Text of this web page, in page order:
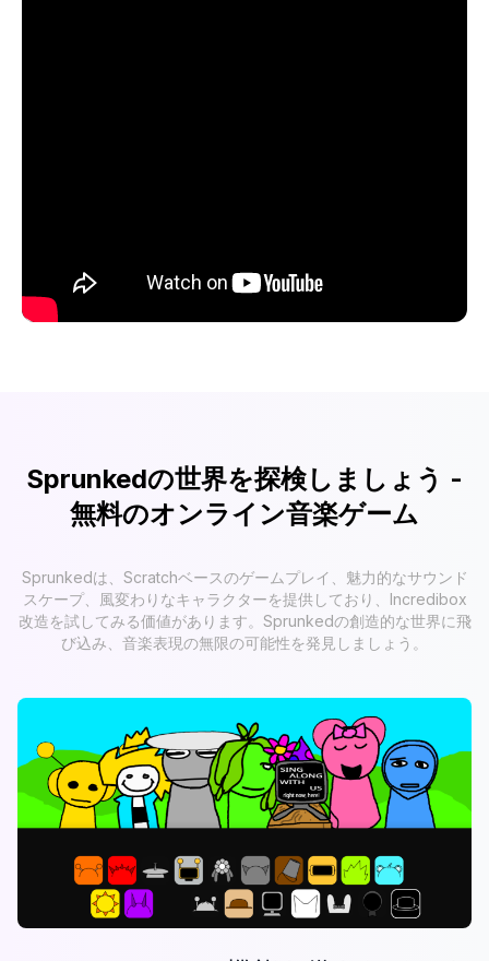
Sprunkedの世界を探検しましょう -
無料のオンライン音楽ゲーム
Sprunkedは、Scratchベースのゲームプレイ、魅力的なサウンド
スケープ、風変わりなキャラクターを提供しており、Incredibox
改造を試してみる価値があります。Sprunkedの創造的な世界に飛
び込み、音楽表現の無限の可能性を発見しましょう。